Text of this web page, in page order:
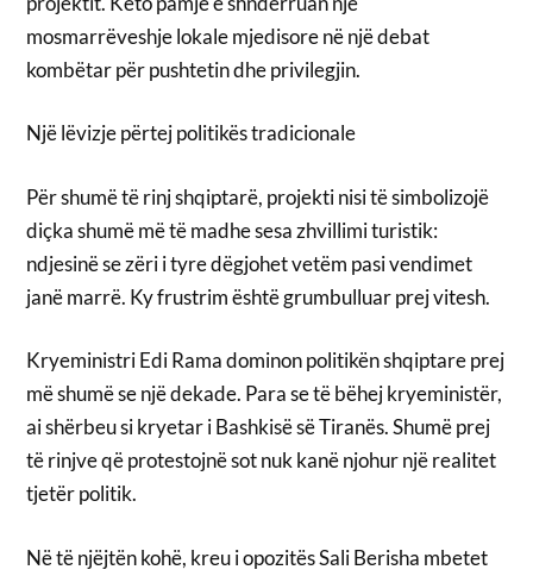
mosmarrëveshje lokale mjedisore në një debat
kombëtar për pushtetin dhe privilegjin.
Një lëvizje përtej politikës tradicionale
Për shumë të rinj shqiptarë, projekti nisi të simbolizojë
diçka shumë më të madhe sesa zhvillimi turistik:
ndjesinë se zëri i tyre dëgjohet vetëm pasi vendimet
janë marrë. Ky frustrim është grumbulluar prej vitesh.
Kryeministri Edi Rama dominon politikën shqiptare prej
më shumë se një dekade. Para se të bëhej kryeministër,
ai shërbeu si kryetar i Bashkisë së Tiranës. Shumë prej
të rinjve që protestojnë sot nuk kanë njohur një realitet
tjetër politik.
Në të njëjtën kohë, kreu i opozitës Sali Berisha mbetet